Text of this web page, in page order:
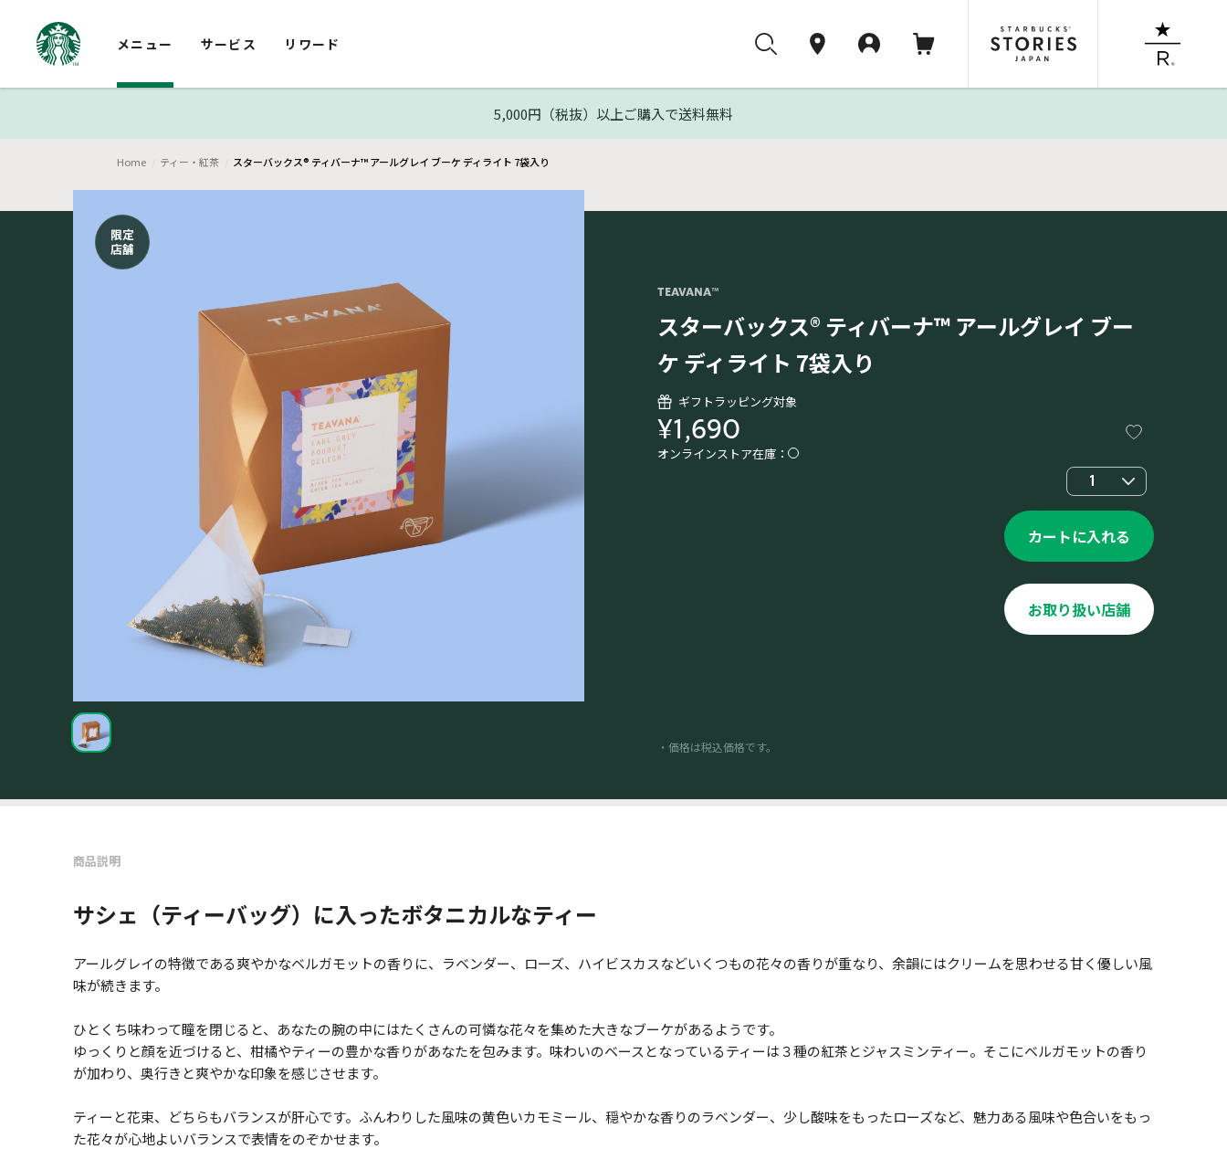
メニュー サービス リワード
5,000円（税抜）以上ご購入で送料無料
Home ティー・紅茶 スターバックス® ティバーナ™ アールグレイ ブーケ ディライト 7袋入り
限定
店舗
TEAVANA™
スターバックス® ティバーナ™ アールグレイ ブー
ケ ディライト 7袋入り
ギフトラッピング対象
¥1,690
オンラインストア在庫：
1
カートに入れる
お取り扱い店舗
・価格は税込価格です。
商品説明
サシェ（ティーバッグ）に入ったボタニカルなティー
アールグレイの特徴である爽やかなベルガモットの香りに、ラベンダー、ローズ、ハイビスカスなどいくつもの花々の香りが重なり、余韻にはクリームを思わせる甘く優しい風
味が続きます。
ひとくち味わって瞳を閉じると、あなたの腕の中にはたくさんの可憐な花々を集めた大きなブーケがあるようです。
ゆっくりと顔を近づけると、柑橘やティーの豊かな香りがあなたを包みます。味わいのベースとなっているティーは３種の紅茶とジャスミンティー。そこにベルガモットの香り
が加わり、奥行きと爽やかな印象を感じさせます。
ティーと花束、どちらもバランスが肝心です。ふんわりした風味の黄色いカモミール、穏やかな香りのラベンダー、少し酸味をもったローズなど、魅力ある風味や色合いをもっ
た花々が心地よいバランスで表情をのぞかせます。